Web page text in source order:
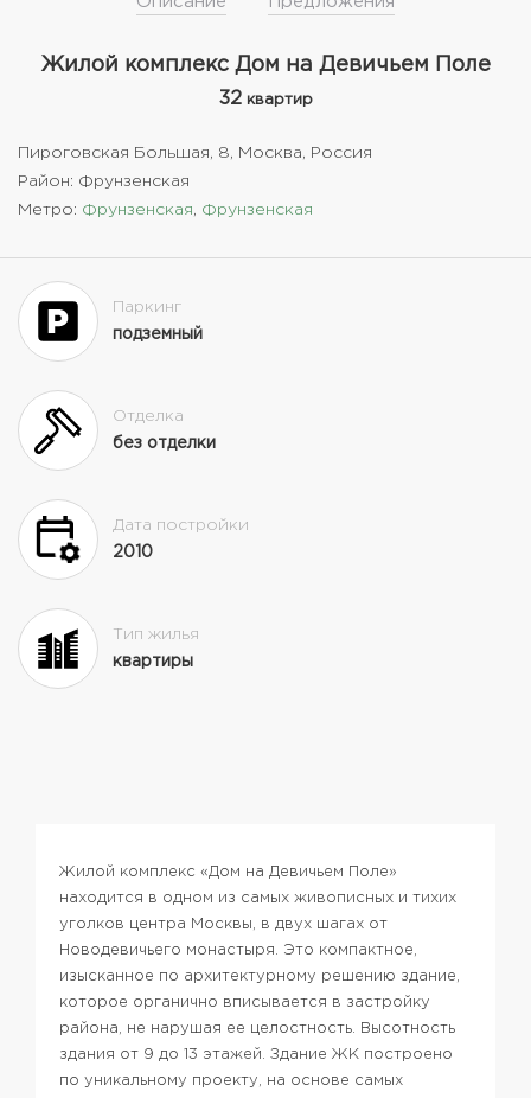
Жилой комплекс Дом на Девичьем Поле
32квартир
Пироговская Большая, 8, Москва, Россия
Район: Фрунзенская
Метро: Фрунзенская Фрунзенская
Паркинг
подземный
Отделка
без отделки
Дата постройки
2010
Тип жилья
квартиры
Жилой комплекс «Дом на Девичьем Поле»
находится в одном из самых живописных и тихих
уголков центра Москвы, в двух шагах от
Новодевичьего монастыря.
Это компактное,
изысканное по архитектурному решению здание,
которое органично вписывается в застройку
района, не нарушая ее целостность.
Высотность
здания от 9 до 13 этажей. Здание ЖК построено
по уникальному проекту, на основе самых